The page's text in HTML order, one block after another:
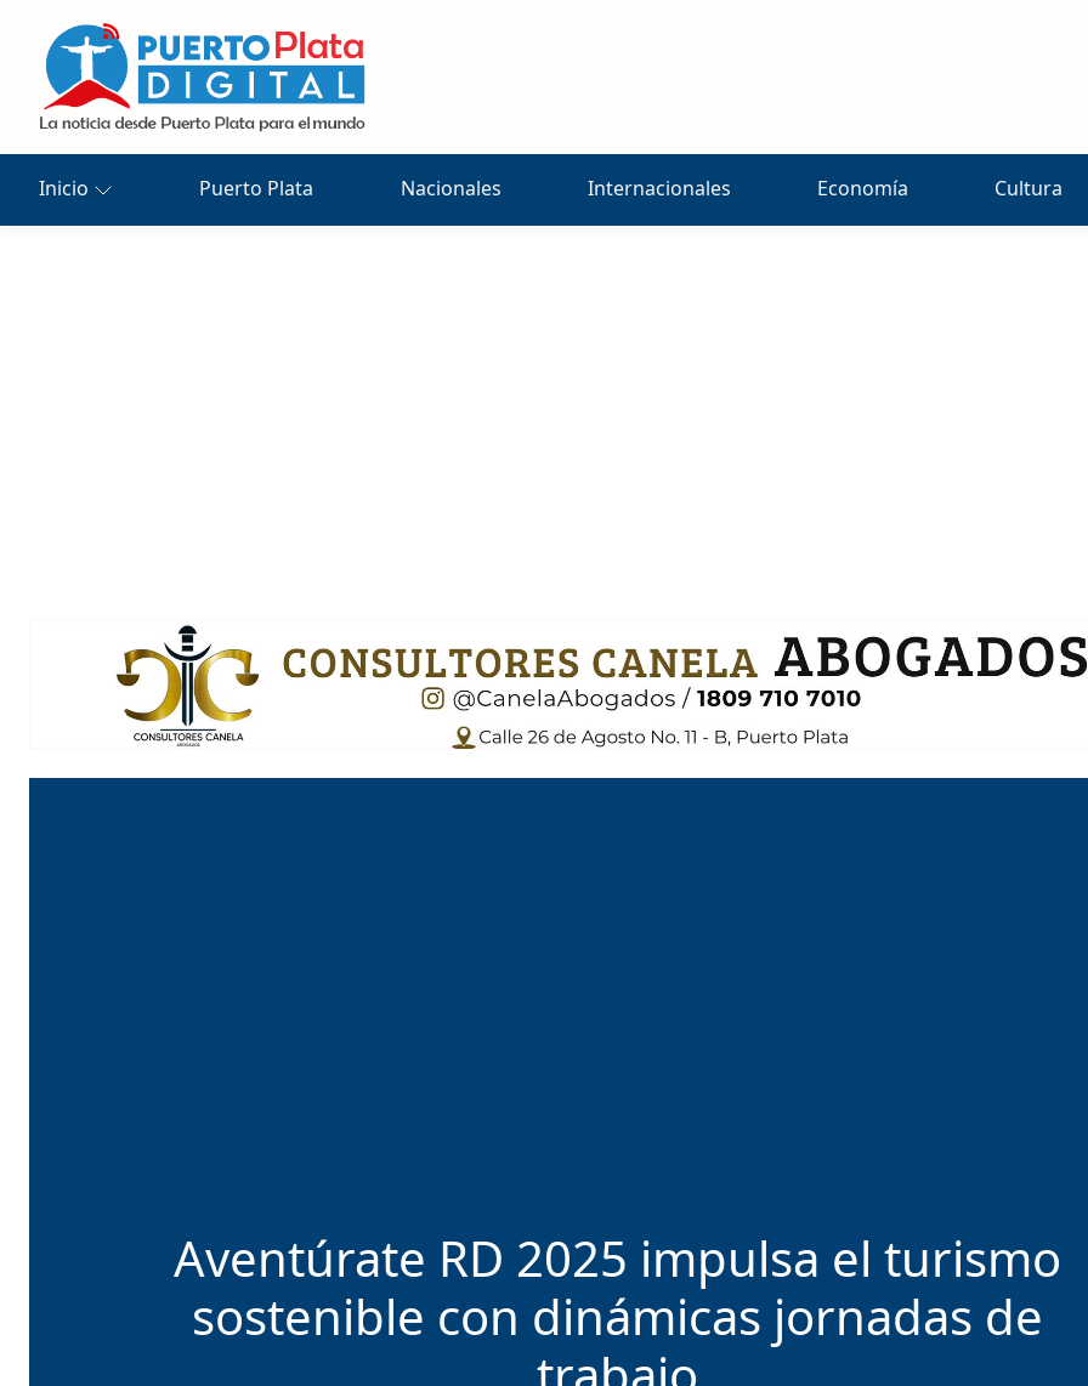
Inicio Puerto Plata Nacionales Internacionales Economía Cultura
Aventúrate RD 2025 impulsa el turismo
sostenible con dinámicas jornadas de